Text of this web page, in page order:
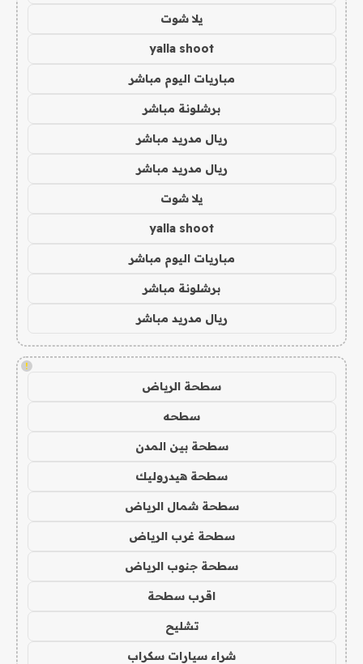
يلا شوت
yalla shoot
مباريات اليوم مباشر
برشلونة مباشر
ريال مدريد مباشر
ريال مدريد مباشر
يلا شوت
yalla shoot
مباريات اليوم مباشر
برشلونة مباشر
ريال مدريد مباشر
!
سطحة الرياض
سطحه
سطحة بين المدن
سطحة هيدروليك
سطحة شمال الرياض
سطحة غرب الرياض
سطحة جنوب الرياض
اقرب سطحة
تشليح
شراء سيارات سكراب